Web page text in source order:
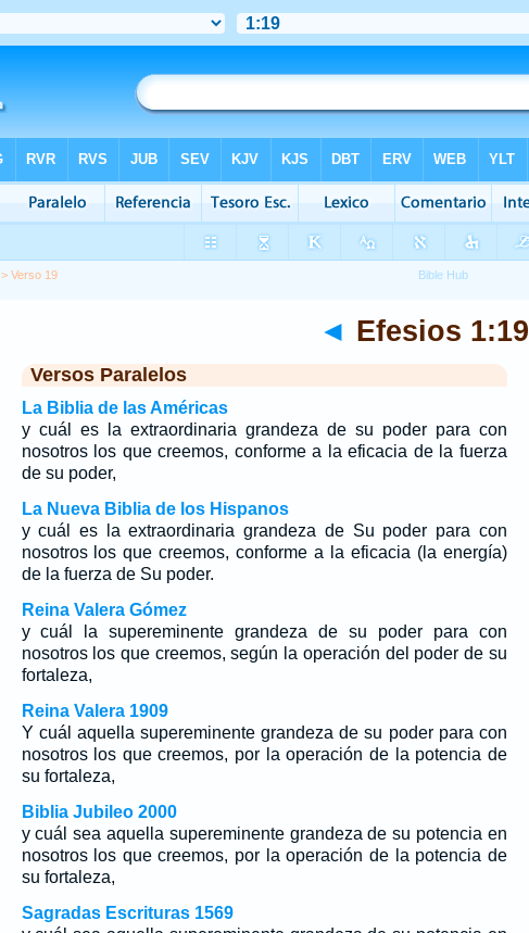
> Verso 19
◄ Efesios 1:19
Versos Paralelos
La Biblia de las Américas
y cuál es la extraordinaria grandeza de su poder para con
nosotros los que creemos, conforme a la eficacia de la fuerza
de su poder,
La Nueva Biblia de los Hispanos
y cuál es la extraordinaria grandeza de Su poder para con
nosotros los que creemos, conforme a la eficacia (la energía)
de la fuerza de Su poder.
Reina Valera Gómez
y cuál la supereminente grandeza de su poder para con
nosotros los que creemos, según la operación del poder de su
fortaleza,
Reina Valera 1909
Y cuál aquella supereminente grandeza de su poder para con
nosotros los que creemos, por la operación de la potencia de
su fortaleza,
Biblia Jubileo 2000
y cuál sea aquella supereminente grandeza de su potencia en
nosotros los que creemos, por la operación de la potencia de
su fortaleza,
Sagradas Escrituras 1569